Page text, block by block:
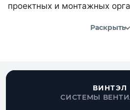
проектных и монтажных
Раскрыть
ВИНТЭЛ
СИСТЕМЫ